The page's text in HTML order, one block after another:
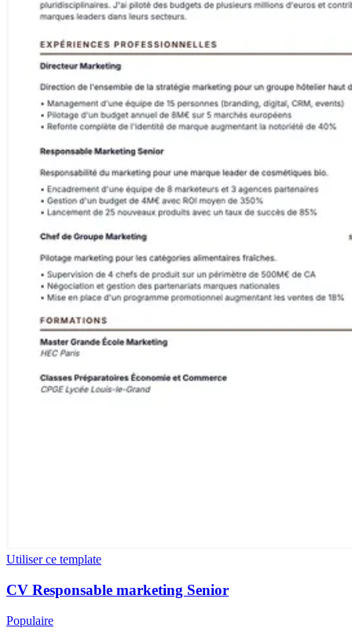
Utiliser ce template
CV Responsable marketing Senior
Populaire